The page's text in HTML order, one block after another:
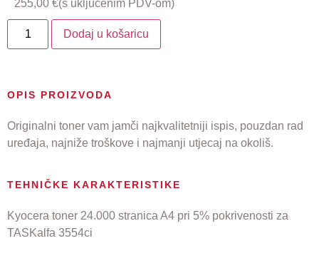
255,00 €(s uključenim PDV-om)
Dodaj u košaricu
OPIS PROIZVODA
Originalni toner vam jamči najkvalitetniji ispis, pouzdan rad
uređaja, najniže troškove i najmanji utjecaj na okoliš.
TEHNIČKE KARAKTERISTIKE
Kyocera toner 24.000 stranica A4 pri 5% pokrivenosti za
TASKalfa 3554ci